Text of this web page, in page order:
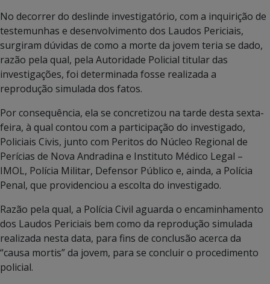
No decorrer do deslinde investigatório, com a inquirição de
testemunhas e desenvolvimento dos Laudos Periciais,
surgiram dúvidas de como a morte da jovem teria se dado,
razão pela qual, pela Autoridade Policial titular das
investigações, foi determinada fosse realizada a
reprodução simulada dos fatos.
Por consequência, ela se concretizou na tarde desta sexta-
feira, à qual contou com a participação do investigado,
Policiais Civis, junto com Peritos do Núcleo Regional de
Perícias de Nova Andradina e Instituto Médico Legal –
IMOL, Polícia Militar, Defensor Público e, ainda, a Polícia
Penal, que providenciou a escolta do investigado.
Razão pela qual, a Polícia Civil aguarda o encaminhamento
dos Laudos Periciais bem como da reprodução simulada
realizada nesta data, para fins de conclusão acerca da
“causa mortis” da jovem, para se concluir o procedimento
policial.